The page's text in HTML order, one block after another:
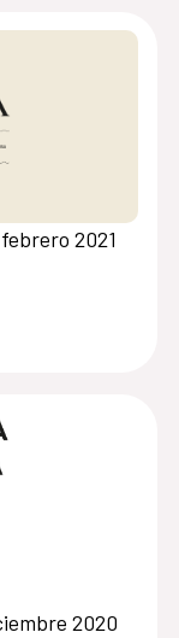
2021
2020